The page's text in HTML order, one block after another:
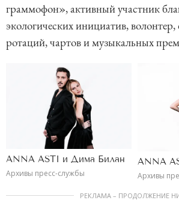
граммофон», активный участник
экологических инициатив,
ротаций, чартов и музыкальных
ANNA ASTI и Дима Билан
Архивы пресс-службы
ANNA
Архивы
РЕКЛАМА – ПРОДОЛЖЕНИЕ